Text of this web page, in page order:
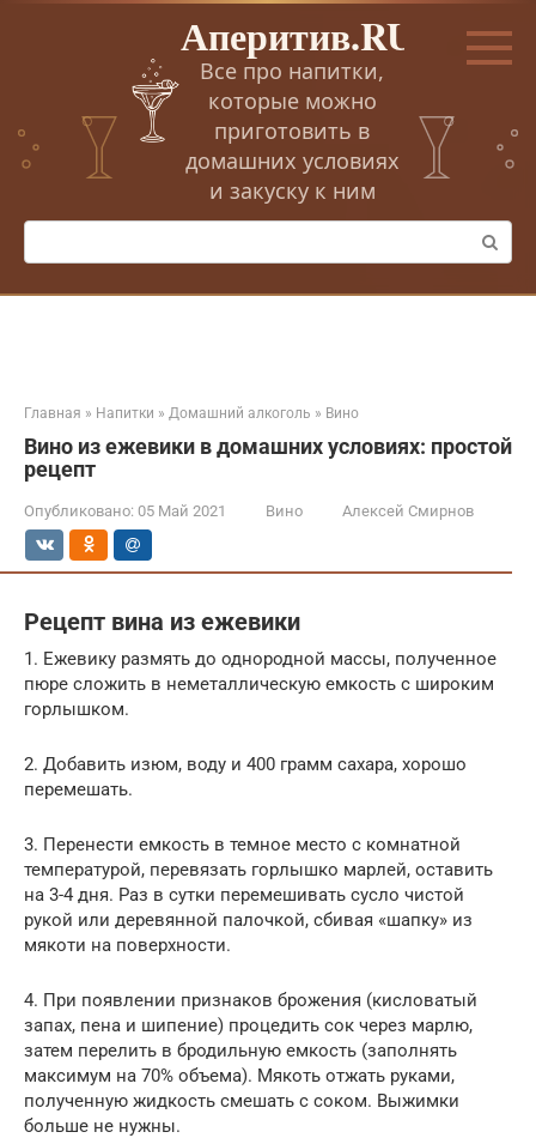
Перейти
Аперитив.RU
Все про напитки,
которые можно
приготовить в
домашних условиях
и закуску к ним
Поиск:
Главная » Напитки » Домашний алкоголь » Вино
Вино из ежевики в домашних условиях: простой
рецепт
Опубликовано: 05 Май 2021 Вино Алексей Смирнов
Рецепт вина из ежевики
1. Ежевику размять до однородной массы, полученное
пюре сложить в неметаллическую емкость с широким
горлышком.
2. Добавить изюм, воду и 400 грамм сахара, хорошо
перемешать.
3. Перенести емкость в темное место с комнатной
температурой, перевязать горлышко марлей, оставить
на 3-4 дня. Раз в сутки перемешивать сусло чистой
рукой или деревянной палочкой, сбивая «шапку» из
мякоти на поверхности.
4. При появлении признаков брожения (кисловатый
запах, пена и шипение) процедить сок через марлю,
затем перелить в бродильную емкость (заполнять
максимум на 70% объема). Мякоть отжать руками,
полученную жидкость смешать с соком. Выжимки
больше не нужны.